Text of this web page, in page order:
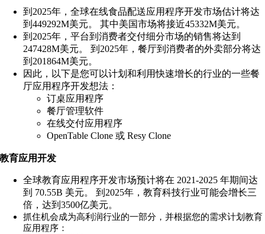
到2025年，全球在线食品配送应用程序开发市场估计将达
到449292M美元。 其中美国市场将接近45332M美元。
到2025年，平台到消费者交付细分市场的销售将达到
247428M美元。 到2025年，餐厅到消费者的外卖部分将达
到201864M美元。
因此，以下是您可以计划和利用快速增长的行业的一些餐
厅应用程序开发想法：
订桌应用程序
餐厅管理软件
在线交付应用程序
OpenTable Clone 或 Resy Clone
教育应用开发
全球教育应用程序开发市场预计将在 2021-2025 年期间达
到 70.55B 美元。 到2025年，教育科技行业可能会增长三
倍，达到3500亿美元。
抓住机会成为高利润行业的一部分，并根据您的需求计划教育
应用程序：